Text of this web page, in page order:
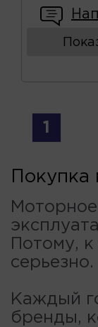
1
Потому,
серьезно.
Каждый
бренды,